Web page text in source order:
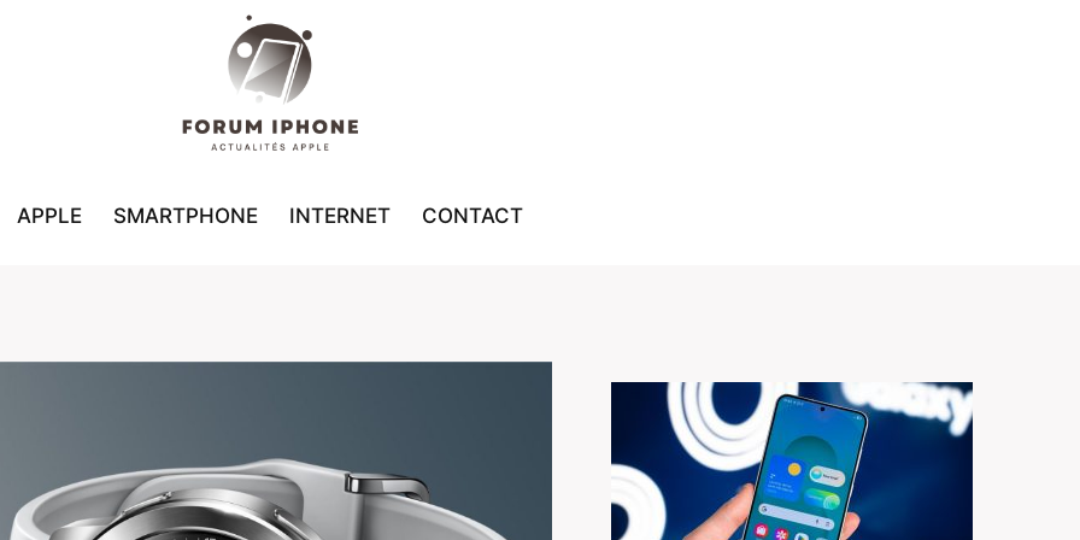
APPLE SMARTPHONE INTERNET CONTACT